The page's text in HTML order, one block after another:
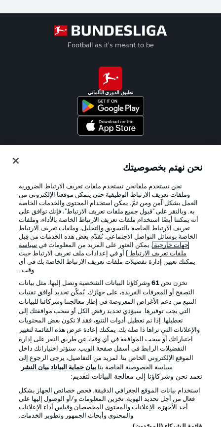
Football as it's meant to be
تطبيق الدوري الألماني
الإعلانات الإخطارات القانونية
شروط الاستخدام الوظائف
جهة النشر تواصل معنا
اللاعبون
نحن نهتم بخصوصيتك
نحن نستخدم ملفانحن نستخدم ملفات تعريف الارتباط الضرورية
وملفات تعريف الارتباط الوظيفية حتى يتمكن موقعنا الإلكتروني من
العمل بشكل آمن ومن ثمَّ، يمكن استخدام المحتوى والخدمات الخاصة
به. وبالنقر على "قبول جميع ملفات تعريف الارتباط"، فإنك توافق على
أنه يمكننا أيضًا استخدام ملفات تعريف الارتباط الخاصة بالأداء، وملفات
تعريف الارتباط الخاصة بالتسويق والتحليل، وملفات تعريف الارتباط
الخاصة بوسائل التواصل الاجتماعي. تُقدَّم بعض هذه الخدمات من قِبل
جهات خارجية . يمكن العثور على المزيد من المعلومات في سياسة
ملفات تعريف الارتباط
] أو في إعدادات ملف تعريف الارتباط حيث
يمكنك تعيين إدارة تفضيلات ملفات تعريف الارتباط الخاصة بك في أي
وقت..
نخزن نحن 61وشركاؤنا البيانات الشخصية ونصل إليها، مثل بيانات
التصفح أو المعرفات الفريدة، على جهازك. يُمكّن تحديد أوافق تقنيات
التتبع من دعم الأغراض المعروضة في إطار معالجتنا وشركائنا للبيانات
التي يجب توفيرها. سيؤدي تحديد رفض الكل أو سحب موافقتك إلى
تعطيلها. إذا تم تعطيل أدوات التتبع، فقد لا تكون بعض المحتويات
والإعلانات التي تراها ذا صلة بك. يمكنك إعادة عرض هذه القائمة لتغيير
اختياراتك أو سحب الموافقة في أي وقت عن طريق النقر على إدارة
التفضيلات الرابط في أسفل صفحة الويب. ستؤثر اختياراتك داخل
الموقع الإلكتروني الخاص بنا. لمزيد من التفاصيل، يرجى الرجوع إلى
سياسة الخصوصية الخاصة بنا.بيان حماية البيانات بيان النشر
نعمد نحن وشركاؤنا إلى معالجة البيانات لتقديم:
استخدام بيانات الموقع الجغرافي الدقيقة. فحص خصائص الجهاز بشكل
فعال من أجل تحديد الهوية. تخزين المعلومات و/أو الوصول إليها على
أحد الأجهزة. الإعلانات والمحتوى المخصصان وقياس أداء الإعلانات
والمحتوى وأبحاث الجمهور وتطوير الخدمات.